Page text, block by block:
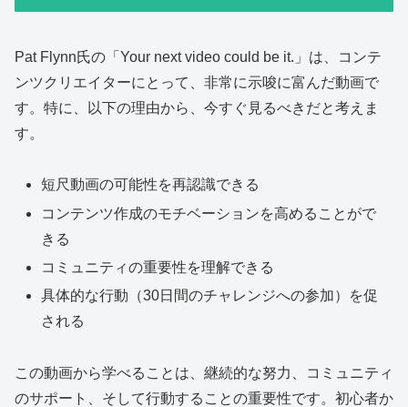
Pat Flynn氏の「Your next video could be it.」は、コンテ
ンツクリエイターにとって、非常に示唆に富んだ動画で
す。特に、以下の理由から、今すぐ見るべきだと考えま
す。
短尺動画の可能性を再認識できる
コンテンツ作成のモチベーションを高めることがで
きる
コミュニティの重要性を理解できる
具体的な行動（30日間のチャレンジへの参加）を促
される
この動画から学べることは、継続的な努力、コミュニティ
のサポート、そして行動することの重要性です。初心者か